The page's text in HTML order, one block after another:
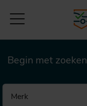
Begin met zoeken